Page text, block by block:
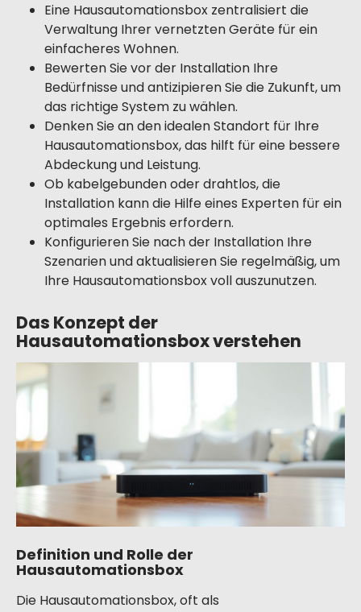
Eine Hausautomationsbox zentralisiert die
Verwaltung Ihrer vernetzten Geräte für ein
einfacheres Wohnen.
Bewerten Sie vor der Installation Ihre
Bedürfnisse und antizipieren Sie die Zukunft, um
das richtige System zu wählen.
Denken Sie an den idealen Standort für Ihre
Hausautomationsbox, das hilft für eine bessere
Abdeckung und Leistung.
Ob kabelgebunden oder drahtlos, die
Installation kann die Hilfe eines Experten für ein
optimales Ergebnis erfordern.
Konfigurieren Sie nach der Installation Ihre
Szenarien und aktualisieren Sie regelmäßig, um
Ihre Hausautomationsbox voll auszunutzen.
Das Konzept der
Hausautomationsbox verstehen
Definition und Rolle der
Hausautomationsbox
Die Hausautomationsbox, oft als